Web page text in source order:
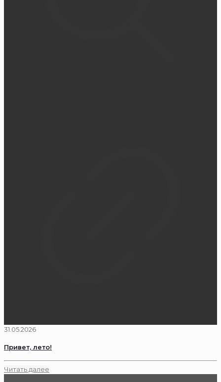
31.05.2026
Привет, лето!
Читать далее